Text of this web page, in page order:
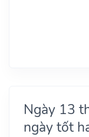
Ngày 13
ngày tốt